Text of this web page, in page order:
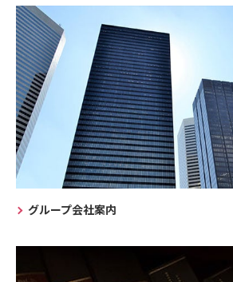
グループ会社案内